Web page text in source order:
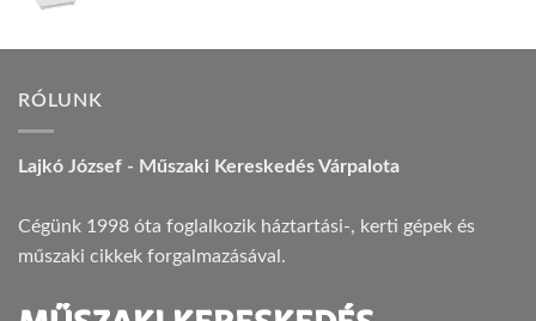
164.990 Ft.159.990 Ft.
RÓLUNK
Lajkó József - Műszaki Kereskedés Várpalota
Cégünk 1998 óta foglalkozik háztartási-, kerti gépek és
műszaki cikkek forgalmazásával.